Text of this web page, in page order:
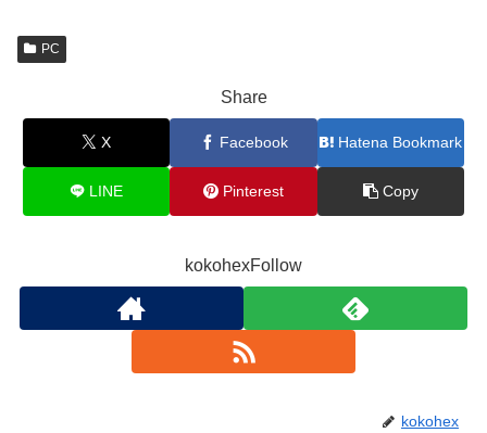
PC
Share
X Facebook Hatena Bookmark
LINE Pinterest Copy
kokohexFollow
kokohex